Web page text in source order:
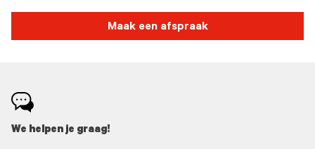
Maak een afspraak
We helpen je graag!